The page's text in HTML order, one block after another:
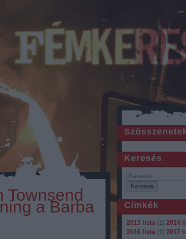
Keresés
Címkék
2013 lista (1) 2014
2016 lista (1) 2017
Townsend
a Barba